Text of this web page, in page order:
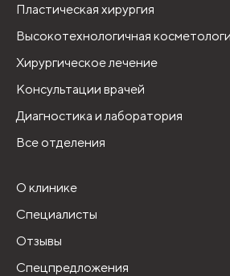
Пластическая хирургия
Высокотехнологичная
Хирургическое лечение
Консультации врачей
Диагностика и лаборатория
Все отделения
О клинике
Специалисты
Отзывы
Спецпредложения